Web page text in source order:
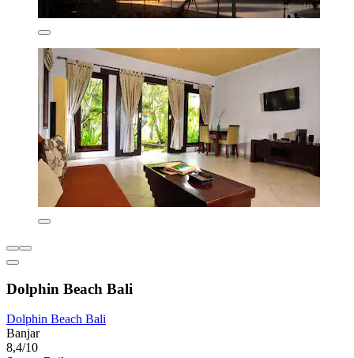
Dolphin Beach Bali
Dolphin Beach Bali
Banjar
8,4/10